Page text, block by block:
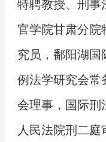
特聘教授、刑事
官学院甘肃分院
究员，鄱阳湖国
例法学研究会常
会理事，国际刑
人民法院刑二庭